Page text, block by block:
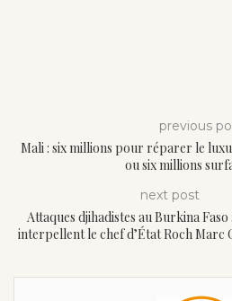
previous
Mali : six millions pour réparer le
ou six millions
next post
Attaques djihadistes au Burkina
interpellent le chef d’État Roch Marc